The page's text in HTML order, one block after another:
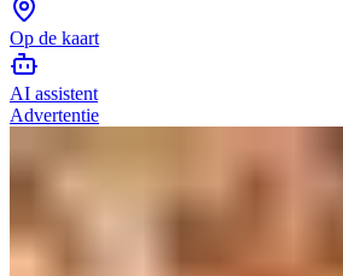
Op de kaart
AI assistent
Advertentie